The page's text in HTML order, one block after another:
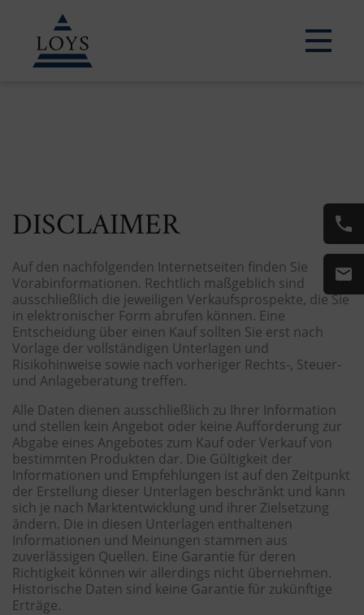
DISCLAIMER
Auf den nachfolgenden Internetseiten finden Sie
Vorabinformationen. Rechtlich maßgeblich sind
ausschließlich die jeweiligen Verkaufsprospekte, die Sie
in elektronischer Form abrufen können. Eine
Entscheidung über einen Kauf sollten Sie erst nach
Vorlage der vollständigen Unterlagen und
Risikohinweise sowie nach vorheriger Rechts-, Steuer-
und Anlageberatung treffen.
Alle Daten dienen ausschließlich zu Ihrer Information
und stellen kein Angebot oder keine Aufforderung zur
Abgabe eines Angebotes zum Kauf oder Verkauf von
bestimmten Produkten dar. Die Gültigkeit der
Informationen und Empfehlungen ist auf den Zeitpunkt
der Erstellung dieser Unterlagen beschränkt und kann
sich je nach Marktentwicklung und ihrer Zielsetzung
ändern. Die in diesen Unterlagen enthaltenen
Informationen und Meinungen stammen aus
zuverlässigen Quellen. Eine Garantie für deren
Richtigkeit können wir allerdings nicht übernehmen.
Historische Daten sind keine Garantie für zukünftige
Erträge.